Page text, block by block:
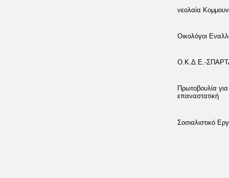
νεολαία
Οικολόγοι
Ο.Κ.Δ.Ε.-
Πρωτοβουλία
επαναστατική
Σοσιαλιστικό